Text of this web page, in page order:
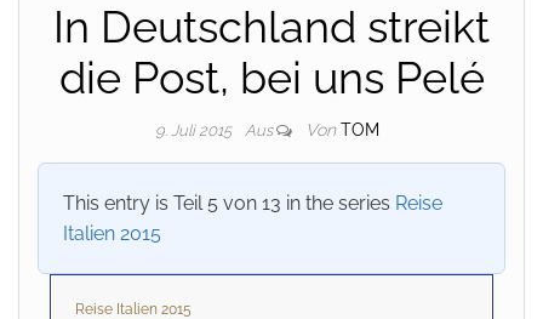
In Deutschland streikt
die Post, bei uns Pelé
9. Juli 2015 Aus Von TOM
This entry is Teil 5 von 13 in the series Reise
Italien 2015
Reise Italien 2015